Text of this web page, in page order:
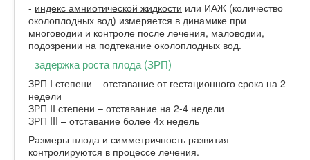
- индекс амниотической жидкости или ИАЖ (количество
околоплодных вод) измеряется в динамике при
многоводии и контроле после лечения, маловодии,
подозрении на подтекание околоплодных вод.
- задержка роста плода (ЗРП)
ЗРП I степени – отставание от гестационного срока на 2
недели
ЗРП II степени – отставание на 2-4 недели
ЗРП III – отставание более 4х недель
Размеры плода и симметричность развития
контролируются в процессе лечения.